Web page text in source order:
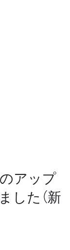
アップ
した（新